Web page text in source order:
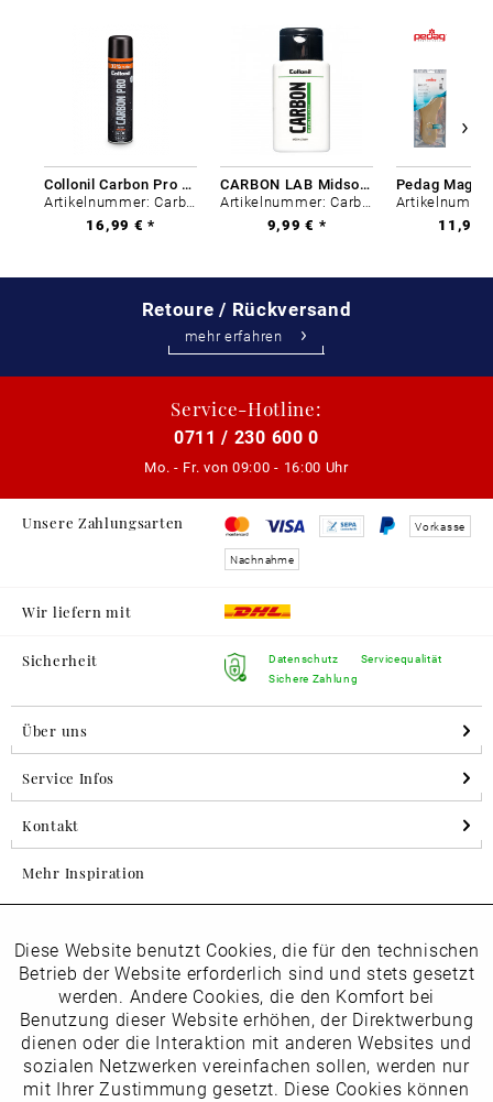
Collonil Carbon Pro 400 ml
Artikelnummer: Carbon-0
16,99 € *
CARBON LAB Midsole Cleaner
Artikelnummer: Carbon-0
9,99 € *
11,99
Retoure / Rückversand
mehr erfahren
Service-Hotline:
0711 / 230 600 0
Mo. - Fr. von 09:00 - 16:00 Uhr
Unsere Zahlungsarten Vorkasse
Nachnahme
Wir liefern mit
Sicherheit
Datenschutz
Sichere Zahlung
Servicequalität
Über uns
Service Infos
Kontakt
Mehr Inspiration
Folgen Sie uns auf Instagram
horsch_schuhe
Newsletter
Funktionale Aktiv
Marketing Inaktiv
Tracking Inaktiv
Diese Website benutzt Cookies, die für den technischen
Betrieb der Website erforderlich sind und stets gesetzt
werden. Andere Cookies, die den Komfort bei
Benutzung dieser Website erhöhen, der Direktwerbung
dienen oder die Interaktion mit anderen Websites und
sozialen Netzwerken vereinfachen sollen, werden nur
mit Ihrer Zustimmung gesetzt. Diese Cookies können